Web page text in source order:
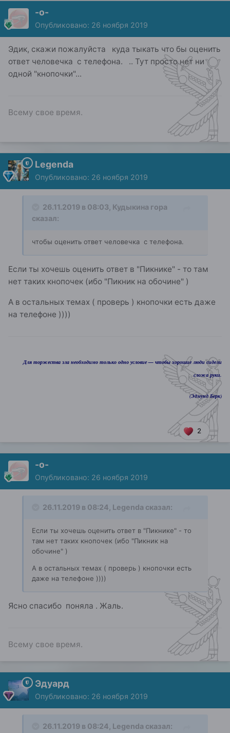
-о-
Опубликовано: 26 ноября 2019
Эдик, скажи пожалуйста куда тыкать что бы оценить
ответ человечка с телефона. .. Тут просто нет ни
одной "кнопочки"...
Всему свое время.
Legenda
Опубликовано: 26 ноября 2019
26.11.2019 в 08:03, Кудыкина гора
сказал:
чтобы оценить ответ человечка с телефона.
Если ты хочешь оценить ответ в "Пикнике" - то там
нет таких кнопочек (ибо "Пикник на обочине" )
А в остальных темах ( проверь ) кнопочки есть даже
на телефоне ))))
2
Для торжества зла необходимо только одно условие — чтобы хорошие люди сидели
сложа руки.
(Эдмунд Берк)
-о-
Опубликовано: 26 ноября 2019
26.11.2019 в 08:24, Legenda сказал:
Если ты хочешь оценить ответ в "Пикнике" - то
там нет таких кнопочек (ибо "Пикник на
обочине" )
А в остальных темах ( проверь ) кнопочки есть
даже на телефоне ))))
Ясно спасибо поняла . Жаль.
Всему свое время.
Эдуард
Опубликовано: 26 ноября 2019
26.11.2019 в 08:24, Legenda сказал: